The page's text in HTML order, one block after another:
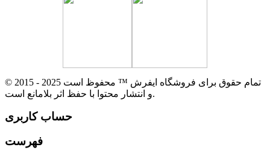
© 2015 - 2025 تمام حقوق برای فروشگاه ایفرش ™ محفوظ است
و انتشار محتوا با حفظ اثر بلامانع است.
حساب کاربری
فهرست